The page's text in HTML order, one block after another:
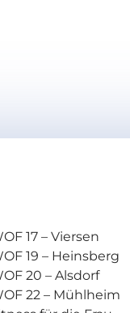
17 – Viersen
19 – Heinsberg
20 – Alsdorf
22 – Mühlheim